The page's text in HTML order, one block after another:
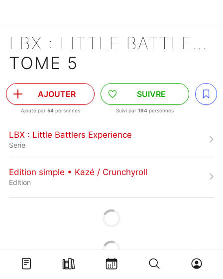
LBX : LITTLE BATTLERS EXPERIENCE
TOME 5
AJOUTER
Ajouté par 54personnes
SUIVRE
Suivi par 194 personnes
LBX : Little Battlers Experience
Serie
Edition simple • Kazé / Crunchyroll
Edition